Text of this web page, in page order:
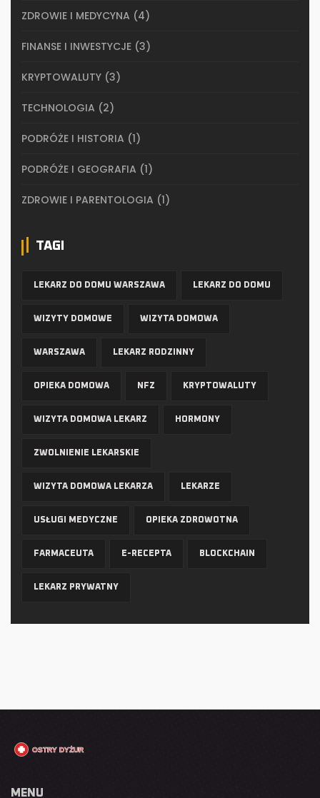
ZDROWIE I MEDYCYNA (4)
FINANSE I INWESTYCJE (3)
KRYPTOWALUTY (3)
TECHNOLOGIA (2)
PODRÓŻE I HISTORIA (1)
PODRÓŻE I GEOGRAFIA (1)
ZDROWIE I PARENTOLOGIA (1)
TAGI
LEKARZ DO DOMU WARSZAWA LEKARZ DO DOMU
WIZYTY DOMOWE WIZYTA DOMOWA
WARSZAWA LEKARZ RODZINNY
OPIEKA DOMOWA NFZ KRYPTOWALUTY
WIZYTA DOMOWA LEKARZ HORMONY
ZWOLNIENIE LEKARSKIE
WIZYTA DOMOWA LEKARZA LEKARZE
USŁUGI MEDYCZNE OPIEKA ZDROWOTNA
FARMACEUTA E-RECEPTA BLOCKCHAIN
LEKARZ PRYWATNY
MENU